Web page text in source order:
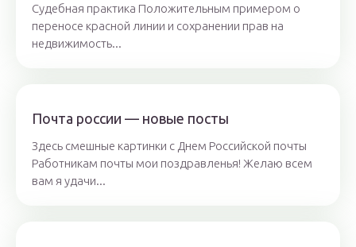
Судебная практика Положительным примером о
переносе красной линии и сохранении прав на
недвижимость...
Почта россии — новые посты
Здесь смешные картинки с Днем Российской почты
Работникам почты мои поздравленья! Желаю всем
вам я удачи...